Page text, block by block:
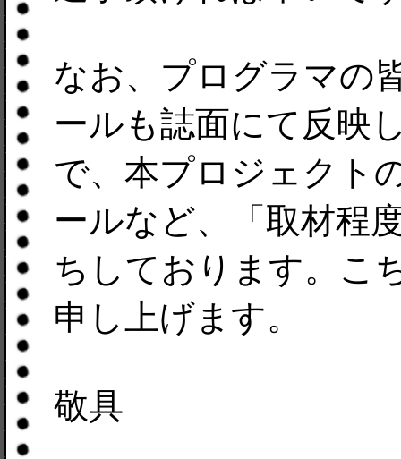
なお、プログラマの
ールも誌面にて反映
で、本プロジェクト
ールなど、「取材程
ちしております。こ
申し上げます。
敬具